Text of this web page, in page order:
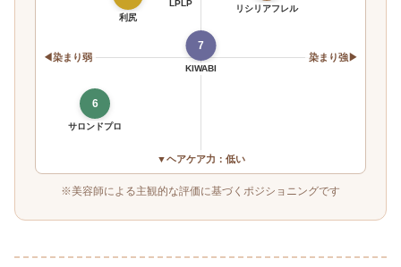
▼ヘアケア力：低い
◀染まり弱 染まり強▶
利尻
リシリアフレル
LPLP
6
サロンドプロ
7
KIWABI
※美容師による主観的な評価に基づくポジショニングです